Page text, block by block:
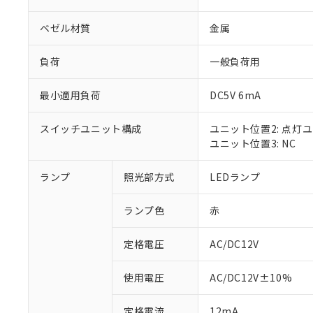
ベゼル材質 金属
負荷 一般負荷用
最小適用負荷 DC5V 6mA
スイッチユニット構成
ユニット位置2: 点灯
ユニット位置3: NC
ランプ 照光部方式 LEDランプ
ランプ色 赤
定格電圧 AC/DC12V
使用電圧 AC/DC12V±10%
ご利用条件
以下の条件をお
※1 対応状況
対応予定：EU
対応予定なし：
調査・確認中：
非該当品：ライセ
※1 中国